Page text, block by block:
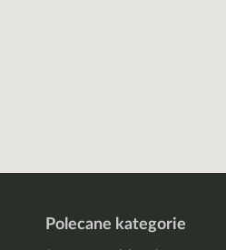
Polecane kategorie